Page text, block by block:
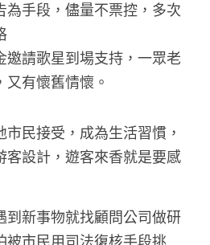
為手段，儘量不票控，多次
邀請歌星到場支持，一眾老
有懷舊情懷。
民接受，成為生活習慣，
客設計，遊客來香就是要感
到新事物就找顧問公司做研